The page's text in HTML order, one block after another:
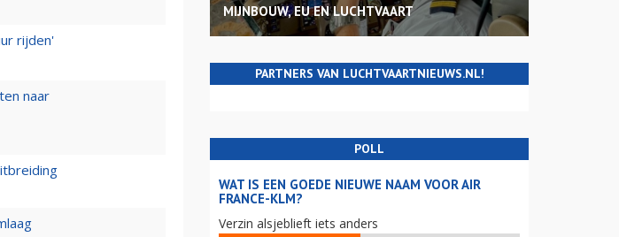
rijden'
naar
MIJNBOUW, EU EN LUCHTVAART
PARTNERS VAN LUCHTVAARTNIEUWS.NL!
POLL
WAT IS EEN GOEDE NIEUWE NAAM VOOR AIR
FRANCE-KLM?
Verzin alsjeblieft iets anders